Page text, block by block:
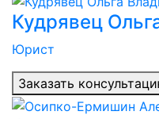
Кудрявец
Юрист
Заказать